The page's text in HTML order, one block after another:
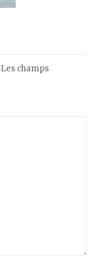
Les champs